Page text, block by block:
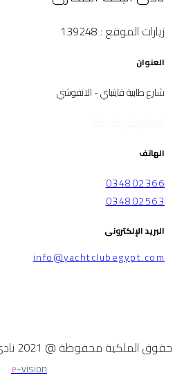
زيارات الموقع : 139248
العنوان
شارع طابية قايتباي - الانفوشي
الهاتف
034802366
034802563
البريد الإلكترونى
info@yachtclubegypt.com
حقوق الملكية محفوظة @ 2021 نادى اليخت المصرى , تصميم
e-vision